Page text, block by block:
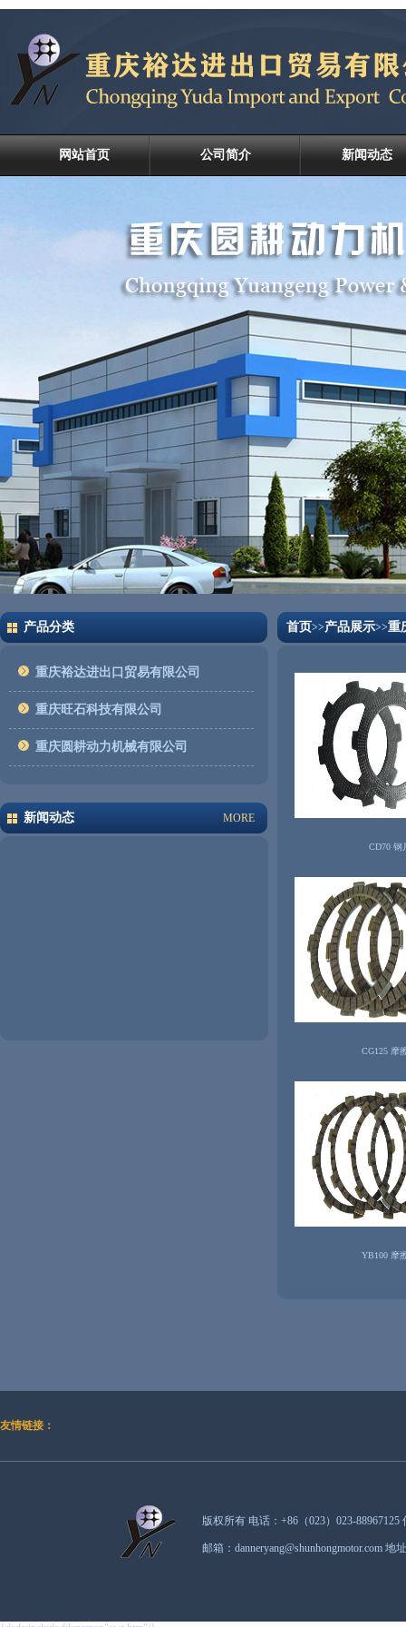
网站首页 公司简介 新闻动态
产品分类
重庆裕达进出口贸易有限公司
重庆旺石科技有限公司
重庆圆耕动力机械有限公司
新闻动态 MORE
首页>>产品展示>>重
CD70 钢
CG125 摩
YB100 摩
友情链接：
版权所有 电话：+86（023）023-
邮箱：danneryang@shunhongmotor.com